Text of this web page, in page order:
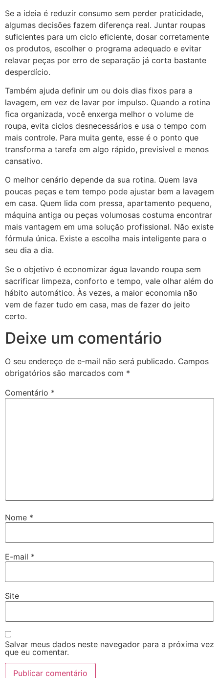
Se a ideia é reduzir consumo sem perder praticidade,
algumas decisões fazem diferença real. Juntar roupas
suficientes para um ciclo eficiente, dosar corretamente
os produtos, escolher o programa adequado e evitar
relavar peças por erro de separação já corta bastante
desperdício.
Também ajuda definir um ou dois dias fixos para a
lavagem, em vez de lavar por impulso. Quando a rotina
fica organizada, você enxerga melhor o volume de
roupa, evita ciclos desnecessários e usa o tempo com
mais controle. Para muita gente, esse é o ponto que
transforma a tarefa em algo rápido, previsível e menos
cansativo.
O melhor cenário depende da sua rotina. Quem lava
poucas peças e tem tempo pode ajustar bem a lavagem
em casa. Quem lida com pressa, apartamento pequeno,
máquina antiga ou peças volumosas costuma encontrar
mais vantagem em uma solução profissional. Não existe
fórmula única. Existe a escolha mais inteligente para o
seu dia a dia.
Se o objetivo é economizar água lavando roupa sem
sacrificar limpeza, conforto e tempo, vale olhar além do
hábito automático. Às vezes, a maior economia não
vem de fazer tudo em casa, mas de fazer do jeito
certo.
Deixe um comentário
O seu endereço de e-mail não será publicado. Campos
obrigatórios são marcados com *
Comentário *
Nome *
E-mail *
Site
Salvar meus dados neste navegador para a próxima vez
que eu comentar.